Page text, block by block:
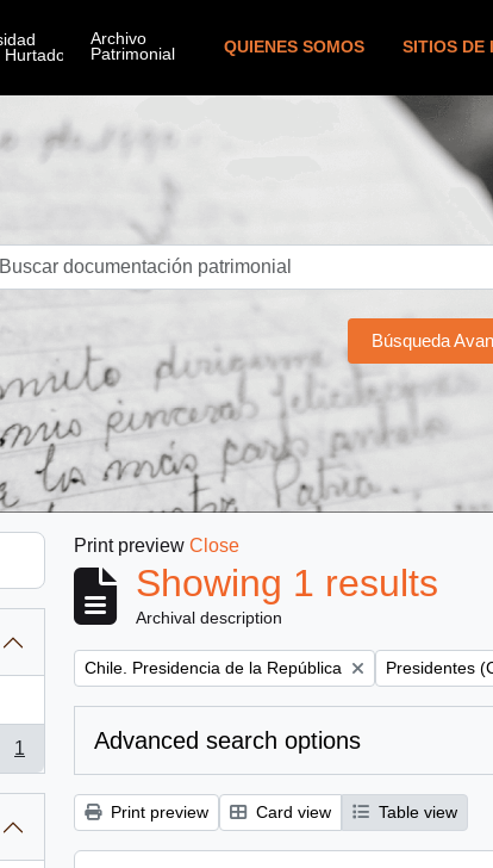
QUIENES SOMOS SITIOS DE
Búsqueda
1
Print preview Close
Showing 1 results
Archival description
Remove filter:
Chile. Presidencia de la República Remove filter:
Presidentes
Advanced search options
Print preview Card view Table view